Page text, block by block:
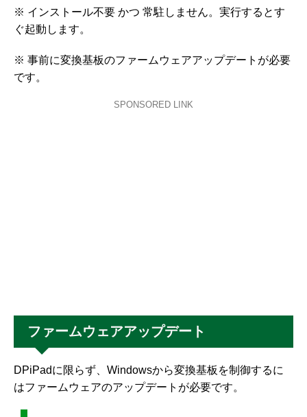
※ インストール不要 かつ 常駐しません。実行するとす
ぐ起動します。
※ 事前に変換基板のファームウェアアップデートが必要
です。
SPONSORED LINK
ファームウェアアップデート
DPiPadに限らず、Windowsから変換基板を制御するに
はファームウェアのアップデートが必要です。